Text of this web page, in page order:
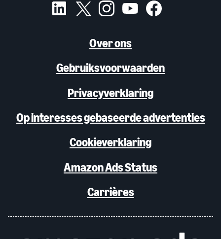
Over ons
Gebruiksvoorwaarden
Privacyverklaring
Op interesses gebaseerde advertenties
Cookieverklaring
Amazon Ads Status
Carrières